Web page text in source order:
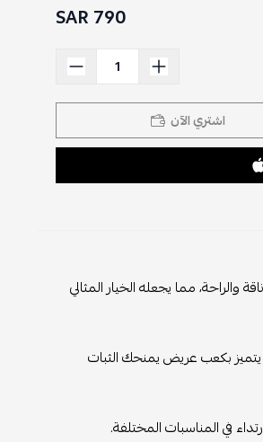
790 SAR
اشتري الآن
مما يجعله الخيار المثالي
يتميز بكعب عريض يمنحك الثبات
في المناسبات المختلفة.